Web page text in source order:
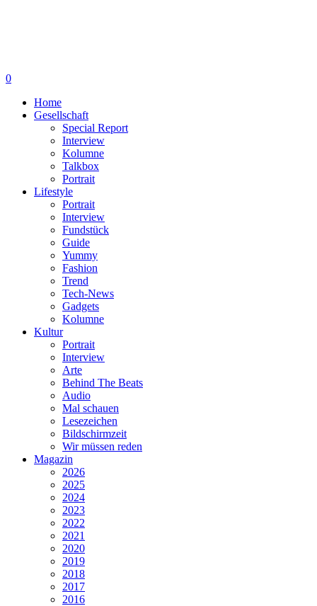
0
Home
Gesellschaft
Special Report
Interview
Kolumne
Talkbox
Portrait
Lifestyle
Portrait
Interview
Fundstück
Guide
Yummy
Fashion
Trend
Tech-News
Gadgets
Kolumne
Kultur
Portrait
Interview
Arte
Behind The Beats
Audio
Mal schauen
Lesezeichen
Bildschirmzeit
Wir müssen reden
Magazin
2026
2025
2024
2023
2022
2021
2020
2019
2018
2017
2016